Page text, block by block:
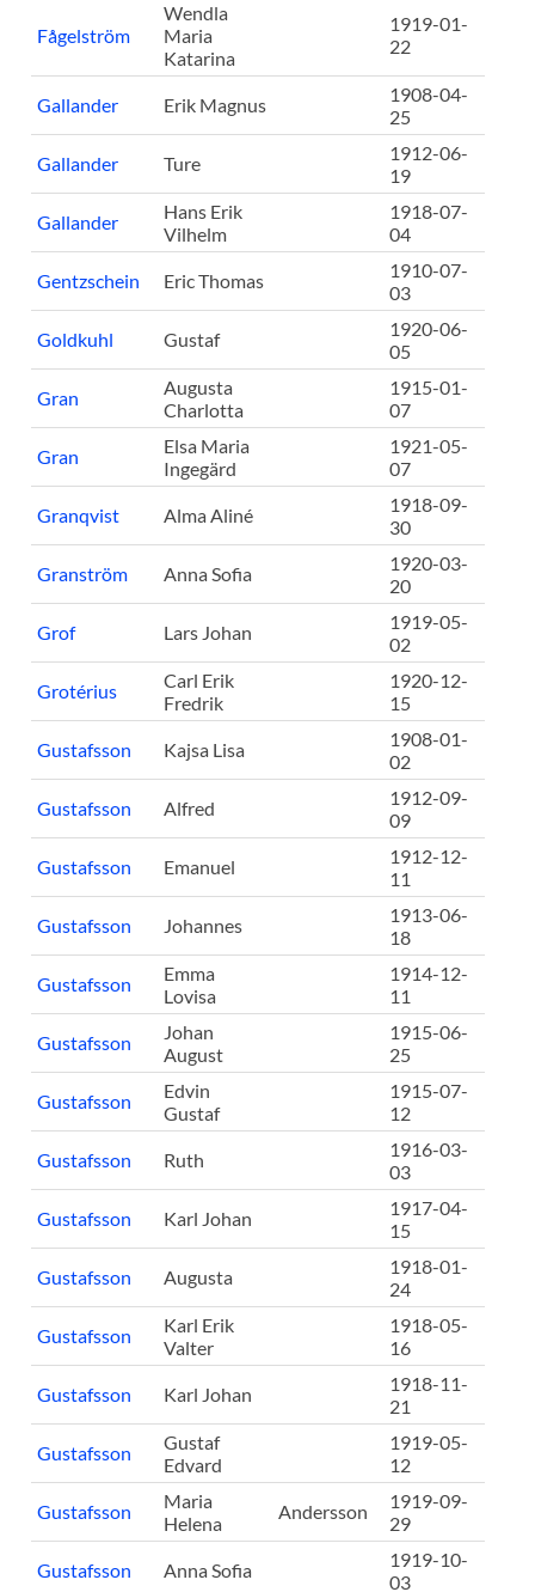
Fågelström
Wendla
Maria
Katarina
1919-01-
22
Gallander Erik Magnus
1908-04-
25
Gallander Ture
1912-06-
19
Gallander
Hans Erik
Vilhelm
1918-07-
04
Gentzschein Eric Thomas
1910-07-
03
Goldkuhl Gustaf
1920-06-
05
Gran
Augusta
Charlotta
1915-01-
07
Gran
Elsa Maria
Ingegärd
1921-05-
07
Granqvist Alma Aliné
1918-09-
30
Granström Anna Sofia
1920-03-
20
Grof Lars Johan
1919-05-
02
Grotérius
Carl Erik
Fredrik
1920-12-
15
Gustafsson Kajsa Lisa
1908-01-
02
Gustafsson Alfred
1912-09-
09
Gustafsson Emanuel
1912-12-
11
Gustafsson Johannes
1913-06-
18
Gustafsson
Emma
Lovisa
1914-12-
11
Gustafsson
Johan
August
1915-06-
25
Gustafsson
Edvin
Gustaf
1915-07-
12
Gustafsson Ruth
1916-03-
03
Gustafsson Karl Johan
1917-04-
15
Gustafsson Augusta
1918-01-
24
Gustafsson
Karl Erik
Valter
1918-05-
16
Gustafsson Karl Johan
1918-11-
21
Gustafsson
Gustaf
Edvard
1919-05-
12
Gustafsson
Maria
Helena
Andersson
1919-09-
29
Gustafsson Anna Sofia
1919-10-
03